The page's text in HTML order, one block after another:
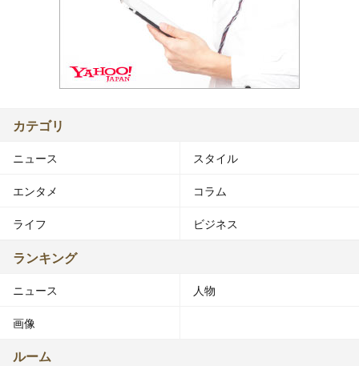
カテゴリ
ニュース スタイル
エンタメ コラム
ライフ ビジネス
ランキング
ニュース 人物
画像
ルーム